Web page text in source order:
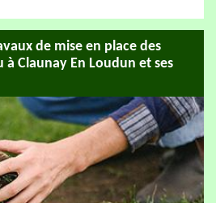
de mise en place des
à Claunay En Loudun et ses